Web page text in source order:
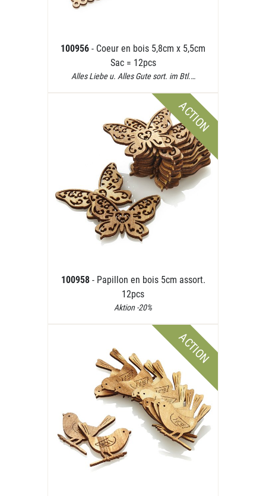
100956 - Coeur en bois 5,8cm x 5,5cm
Sac = 12pcs
Alles Liebe u. Alles Gute sort. im Btl.…
ACTION
100958 - Papillon en bois 5cm assort.
12pcs
Aktion -20%
ACTION